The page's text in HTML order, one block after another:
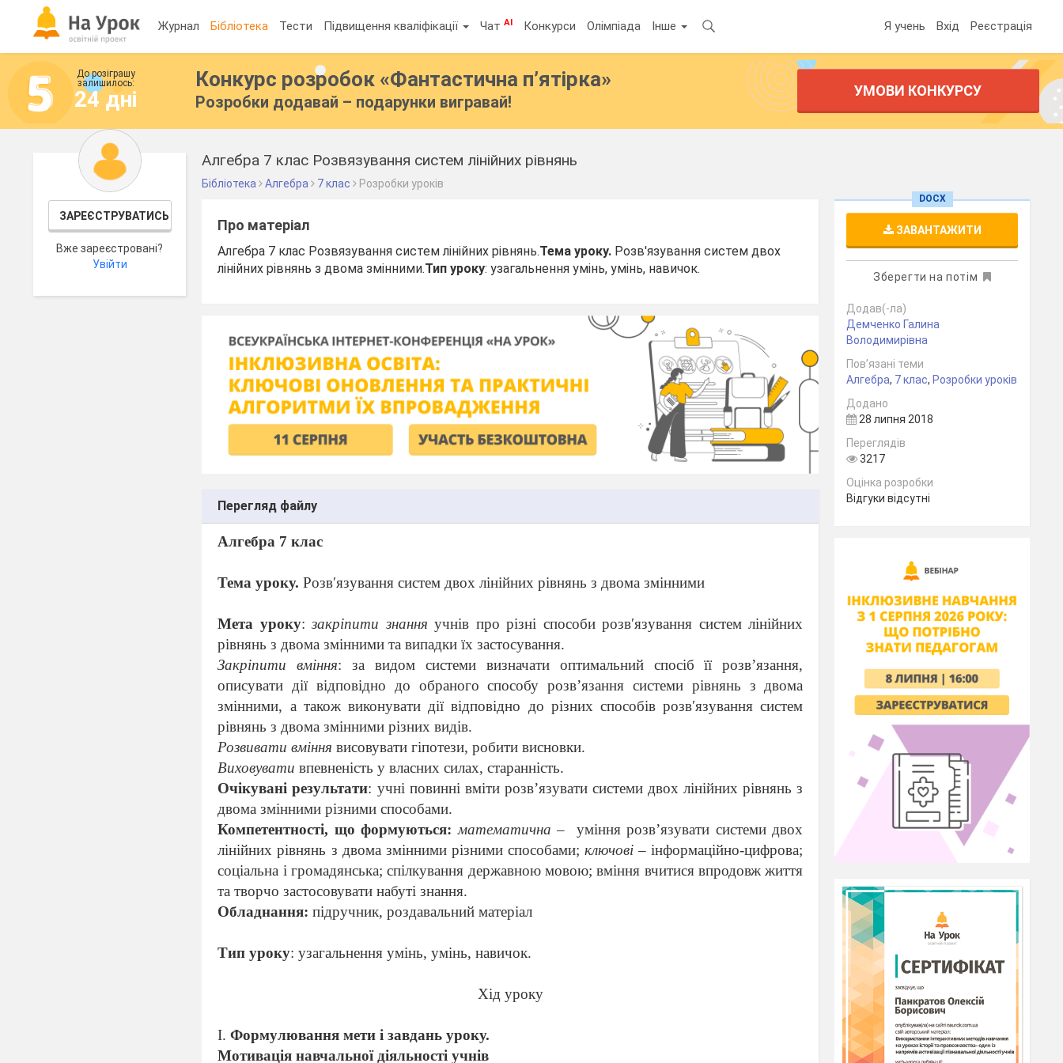
Журнал Бібліотека Тести Підвищення кваліфікації ЧатAI Конкурси Олімпіада Інше Я учень Вхід Реєстрація
До розіграшу
залишилось:
24 дні
Конкурс розробок «Фантастична п’ятірка»
Розробки додавай – подарунки вигравай!
УМОВИ КОНКУРСУ
ЗАРЕЄСТРУВАТИСЬ
Вже зареєстровані?
Увійти
Алгебра 7 клас Розвязування систем лінійних рівнянь
Бібліотека Алгебра 7 клас Розробки уроків
Про матеріал
Алгебра 7 клас Розвязування систем лінійних рівнянь.Тема уроку. Розв′язування систем двох
лінійних рівнянь з двома змінними.Тип уроку: узагальнення умінь, умінь, навичок.
Перегляд файлу
Алгебра 7 клас
Тема уроку.Розв′язування систем двох лінійних рівнянь з двома змінними
Мета уроку:закріпити знання учнів про різні способи розв′язування систем лінійних
рівнянь з двома змінними та випадки їх застосування.
Закріпити вміння: за видом системи визначати оптимальний спосіб її розв’язання,
описувати дії відповідно до обраного способу розв’язання системи рівнянь з двома
змінними, а також виконувати дії відповідно до різних способів розв′язування систем
рівнянь з двома змінними різних видів.
Розвивати вміння висовувати гіпотези, робити висновки.
Виховувати впевненість у власних силах, старанність.
Очікувані результати: учні повинні вміти розв’язувати системи двох лінійних рівнянь з
двома змінними різними способами.
Компетентності, що формуються: математична –
уміння розв’язувати системи двох
лінійних рівнянь з двома змінними різними способами;ключові – інформаційно-цифрова;
соціальна і громадянська; спілкування державною мовою; вміння вчитися впродовж життя
та творчо застосовувати набуті знання.
Обладнання: підручник, роздавальний матеріал
Тип уроку: узагальнення умінь, умінь, навичок.
Хід уроку
І.Формулювання мети і завдань уроку.
Мотивація навчальної діяльності учнів
DOCX
ЗАВАНТАЖИТИ
Зберегти на потім
Додав(-ла)
Демченко Галина
Володимирівна
Пов’язані теми
Алгебра, 7 клас, Розробки уроків
Додано
28 липня 2018
Переглядів
3217
Оцінка розробки
Відгуки відсутні